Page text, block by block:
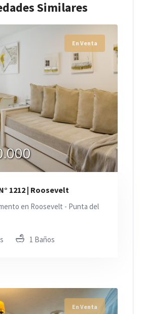
Similares
En Venta
1212 | Roosevelt
en Roosevelt - Punta del
1 Baños
En Venta